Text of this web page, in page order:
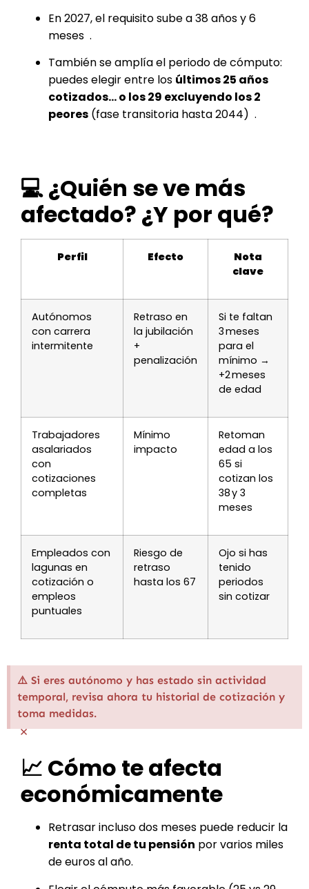
En 2027, el requisito sube a 38 años y 6
meses .
También se amplía el periodo de cómputo:
puedes elegir entre los últimos 25 años
cotizados… o los 29 excluyendo los 2
peores (fase transitoria hasta 2044) .
💻 ¿Quién se ve más
afectado? ¿Y por qué?
Perfil Efecto
Nota
clave
Autónomos
con carrera
intermitente
Retraso en
la jubilación
+
penalización
Si te faltan
3 meses
para el
mínimo →
+2 meses
de edad
Trabajadores
asalariados
con
cotizaciones
completas
Mínimo
impacto
Retoman
edad a los
65 si
cotizan los
38 y 3
meses
Empleados con
lagunas en
cotización o
empleos
puntuales
Riesgo de
retraso
hasta los 67
Ojo si has
tenido
periodos
sin cotizar
⚠️ Si eres autónomo y has estado sin actividad
temporal, revisa ahora tu historial de cotización y
toma medidas.
×
📈 Cómo te afecta
económicamente
Retrasar incluso dos meses puede reducir la
renta total de tu pensión por varios miles
de euros al año.